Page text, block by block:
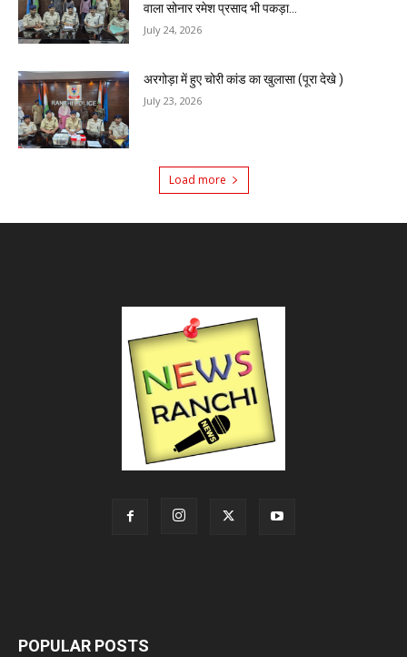
वाला सोनार रमेश प्रसाद भी पकड़ा...
July 24, 2026
अरगोड़ा में हुए चोरी कांड का खुलासा (पूरा देखे )
July 23, 2026
Load more
POPULAR POSTS